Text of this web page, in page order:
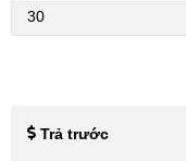
Trả trước